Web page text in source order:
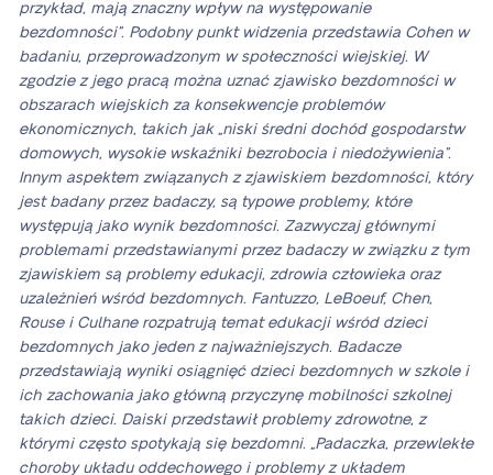
przykład, mają znaczny wpływ na występowanie
bezdomności”. Podobny punkt widzenia przedstawia Cohen w
badaniu, przeprowadzonym w społeczności wiejskiej. W
zgodzie z jego pracą można uznać zjawisko bezdomności w
obszarach wiejskich za konsekwencje problemów
ekonomicznych, takich jak „niski średni dochód gospodarstw
domowych, wysokie wskaźniki bezrobocia i niedożywienia”.
Innym aspektem związanych z zjawiskiem bezdomności, który
jest badany przez badaczy, są typowe problemy, które
występują jako wynik bezdomności. Zazwyczaj głównymi
problemami przedstawianymi przez badaczy w związku z tym
zjawiskiem są problemy edukacji, zdrowia człowieka oraz
uzależnień wśród bezdomnych. Fantuzzo, LeBoeuf, Chen,
Rouse i Culhane rozpatrują temat edukacji wśród dzieci
bezdomnych jako jeden z najważniejszych. Badacze
przedstawiają wyniki osiągnięć dzieci bezdomnych w szkole i
ich zachowania jako główną przyczynę mobilności szkolnej
takich dzieci. Daiski przedstawił problemy zdrowotne, z
którymi często spotykają się bezdomni. „Padaczka, przewlekłe
choroby układu oddechowego i problemy z układem